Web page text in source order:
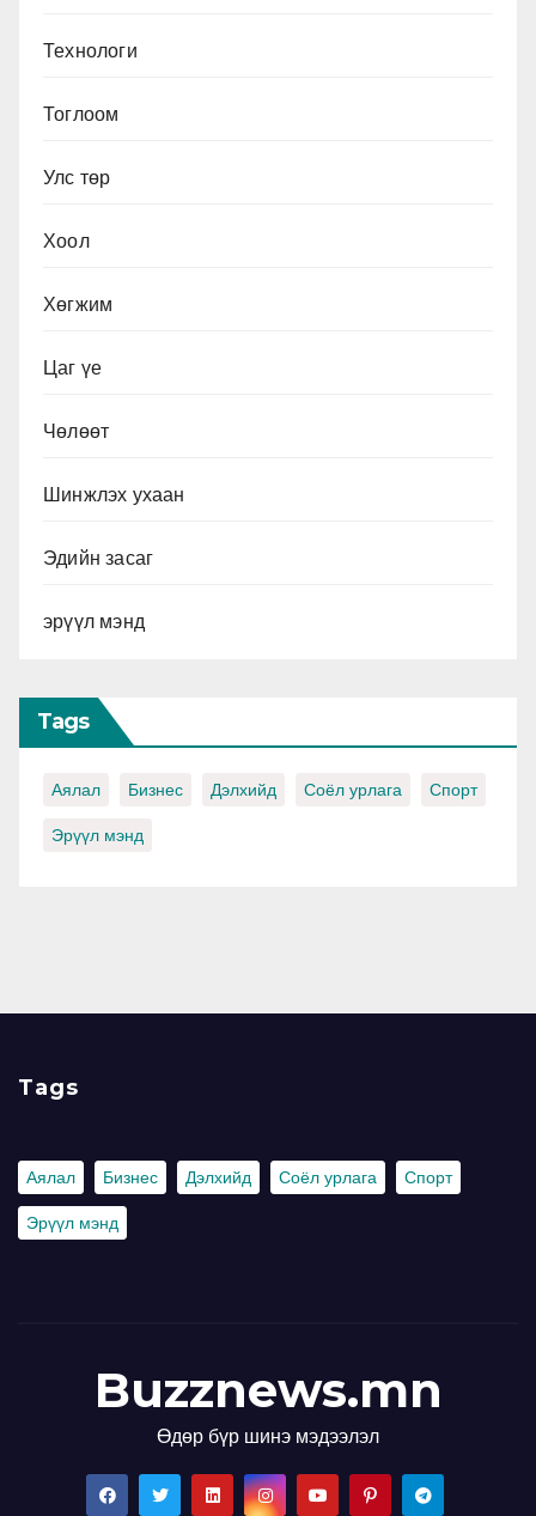
Технологи
Тоглоом
Улс төр
Хоол
Хөгжим
Цаг үе
Чөлөөт
Шинжлэх ухаан
Эдийн засаг
эрүүл мэнд
Tags
Аялал Бизнес Дэлхийд Соёл урлага Спорт
Эрүүл мэнд
Tags
Аялал Бизнес Дэлхийд Соёл урлага Спорт
Эрүүл мэнд
Buzznews.mn
Өдөр бүр шинэ мэдээлэл